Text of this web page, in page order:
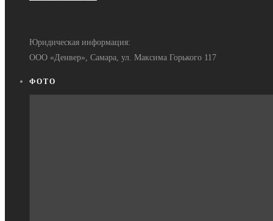
Юридическая информация:
ООО «Денвер», Самара, ул. Максима Горького 117
ФОТО